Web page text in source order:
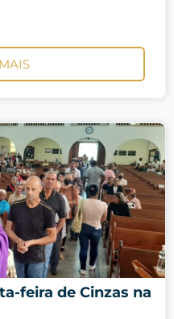
feira de Cinzas na